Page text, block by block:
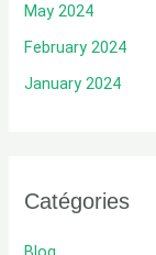
May 2024
February 2024
January 2024
Catégories